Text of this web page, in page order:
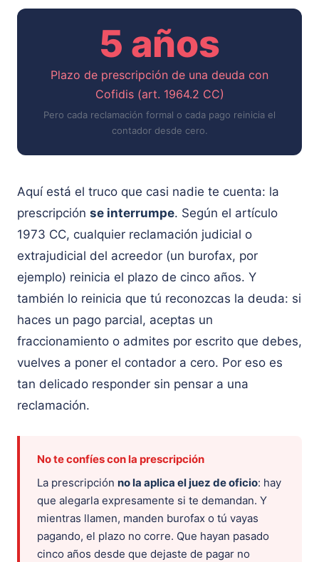
5 años
Plazo de prescripción de una deuda con
Cofidis (art. 1964.2 CC)
Pero cada reclamación formal o cada pago reinicia el
contador desde cero.
Aquí está el truco que casi nadie te cuenta: la
prescripción se interrumpe. Según el artículo
1973 CC, cualquier reclamación judicial o
extrajudicial del acreedor (un burofax, por
ejemplo) reinicia el plazo de cinco años. Y
también lo reinicia que tú reconozcas la deuda: si
haces un pago parcial, aceptas un
fraccionamiento o admites por escrito que debes,
vuelves a poner el contador a cero. Por eso es
tan delicado responder sin pensar a una
reclamación.
No te confíes con la prescripción
La prescripción no la aplica el juez de oficio: hay
que alegarla expresamente si te demandan. Y
mientras llamen, manden burofax o tú vayas
pagando, el plazo no corre. Que hayan pasado
cinco años desde que dejaste de pagar no